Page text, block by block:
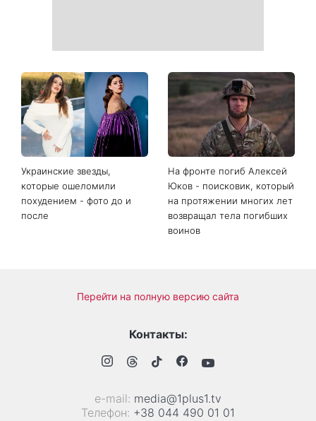
Украинские звезды,
которые ошеломили
похудением - фото до и
после
На фронте погиб Алексей
Юков - поисковик, который
на протяжении многих лет
возвращал тела погибших
воинов
Перейти на полную версию сайта
Контакты:
е-mail: media@1plus1.tv
Телефон: +38 044 490 01 01